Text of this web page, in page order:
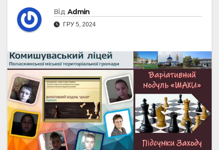
Від Admin
ГРУ 5, 2024